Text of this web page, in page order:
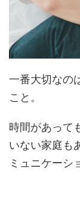
一番大切なの
こと。
時間があって
いない家庭も
ミュニケーシ